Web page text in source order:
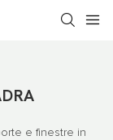
e finestre in